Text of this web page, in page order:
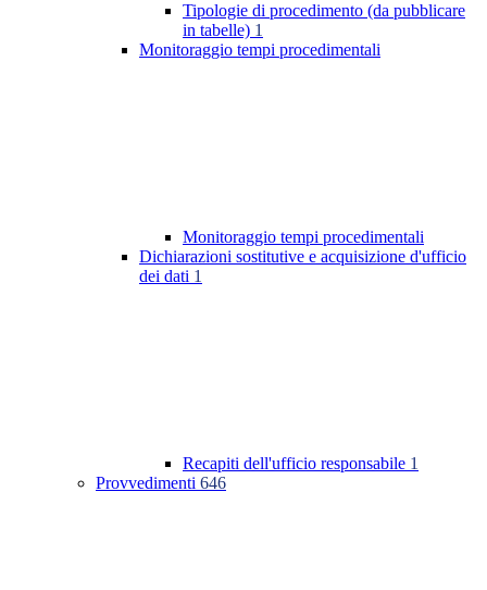
Tipologie di procedimento (da pubblicare
in tabelle) 1
Monitoraggio tempi procedimentali
Monitoraggio tempi procedimentali
Dichiarazioni sostitutive e acquisizione d'ufficio
dei dati 1
Recapiti dell'ufficio responsabile 1
Provvedimenti 646